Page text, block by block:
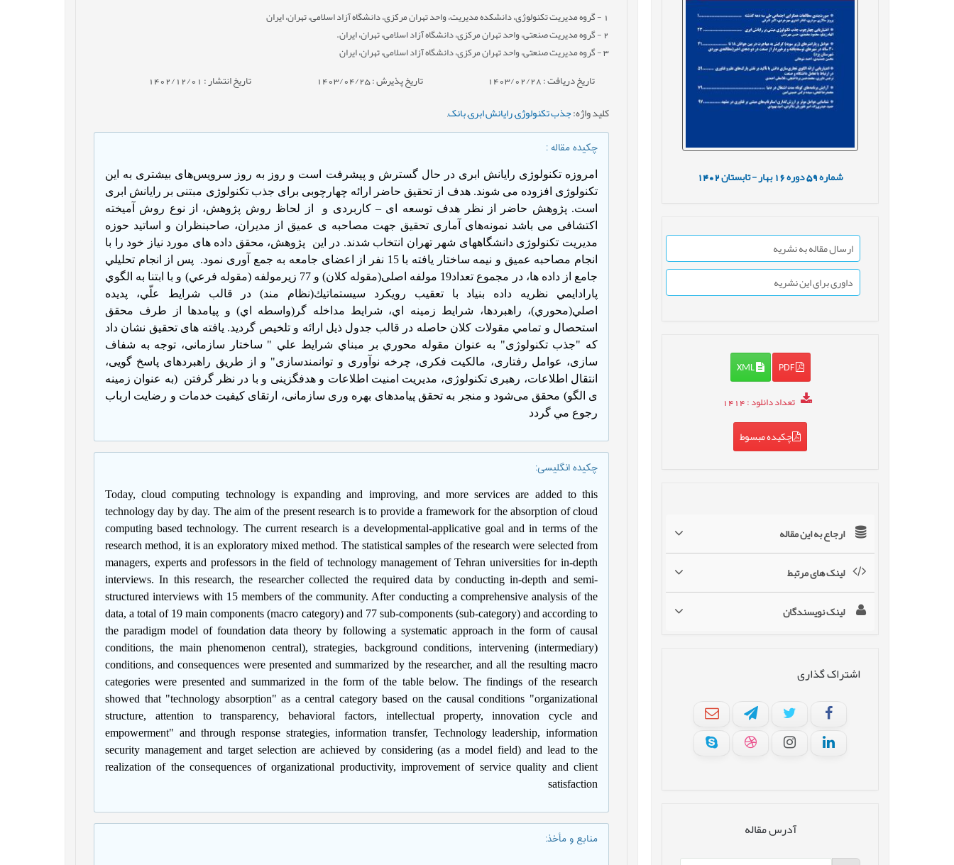
شماره دوره بهار - تابستان1402
ارسال مقاله به نشریه
داوری برای این نشریه
PDF
XML
تعداد دانلود: 1414
چکیده مبسوط
ارجاع به این مقاله
لینک های مرتبط
لینک نویسندگان
اشتراک گذاری
آدرس مقاله
1 - گروه مدیریت تکنولوژی، دانشکده مدیریت، واحد تهران مرکزی، دانشگاه آزاد اسلامی، تهران، ایران
2- گروه مدیریت صنعتی، واحد تهران مرکزی، دانشگاه آزاد اسلامی، تهران، ایران.
3- گروه مدیریت صنعتی، واحد تهران مرکزی، دانشگاه آزاد اسلامی، تهران، ایران
تاریخ دریافت : 1403/02/28 تاریخ پذیرش : 1403/04/25 تاریخ انتشار : 1402/12/01
کلید واژه:جذب تکنولوژی,رایانش ابری,بانک,
چکیده مقاله:
امروزه تکنولوژی رایانش ابری در حال گسترش و پیشرفت است و روز به روز سرویس‌های بیشتری به این
تکنولوژی افزوده می شوند. هدف از تحقیق حاضر ارائه چهارچوبی برای جذب تکنولوژی مبتنی بر رایانش ابری
است. پژوهش حاضر از نظر هدف توسعه ای –کاربردی و
از لحاظ روش پژوهش، از نوع روش آمیخته
اکتشافی می باشد نمونه‌های آماری تحقیق جهت مصاحبه ی عمیق از مدیران، صاحبنظران و اساتید حوزه
مدیریت تکنولوژی دانشگاههای شهر تهران انتخاب شدند. در این
پژوهش، محقق داده های مورد نیاز خود را با
انجام مصاحبه عمیق و نیمه ساختار یافته با 15 نفر از اعضای جامعه به جمع آوری نمود.
پس از انجام تحليلي
جامع از داده ها، در مجموع تعداد19 مولفه اصلی(مقوله كلان) و 77 زیرمولفه (مقوله فرعي) و با ابتنا به الگوي
پارادايمي نظريه داده بنياد با تعقيب رويكرد سيستماتيك(نظام مند) در قالب شرايط علّي، پديده
اصلي(محوري)، راهبردها، شرايط زمينه اي، شرايط مداخله گر(واسطه اي) و پيامدها از طرف محقق
استحصال و تمامي مقولات كلان حاصله در قالب جدول ذيل ارائه و تلخيص گرديد. یافته های تحقیق نشان داد
که "جذب تکنولوژی" به عنوان مقوله محوري بر مبناي شرایط علي " ساختار سازمانی، توجه به شفاف
سازی، عوامل رفتاری، مالکیت فکری، چرخه نوآوری و توانمندسازی" و از طریق راهبردهای پاسخ گویی،
انتقال اطلاعات، رهبری تکنولوژی، مدیریت امنیت اطلاعات و هدفگزینی و با در نظر گرفتن (به عنوان زمينه
ی الگو) محقق می‌شود و منجر به تحقق پیامدهای بهره وری سازمانی، ارتقای کیفیت خدمات و رضایت ارباب
رجوع مي گردد
چکیده انگلیسی:
Today, cloud computing technology is expanding and improving, and more services are added to this
technology day by day. The aim of the present research is to provide a framework for the absorption of cloud
computing based technology. The current research is a developmental-applicative goal and in terms of the
research method, it is an exploratory mixed method. The statistical samples of the research were selected from
managers, experts and professors in the field of technology management of Tehran universities for in-depth
interviews. In this research, the researcher collected the required data by conducting in-depth and semi-
structured interviews with 15 members of the community. After conducting a comprehensive analysis of the
data, a total of 19 main components (macro category) and 77 sub-components (sub-category) and according to
the paradigm model of foundation data theory by following a systematic approach in the form of causal
conditions, the main phenomenon central), strategies, background conditions, intervening (intermediary)
conditions, and consequences were presented and summarized by the researcher, and all the resulting macro
categories were presented and summarized in the form of the table below. The findings of the research
showed that "technology absorption" as a central category based on the causal conditions "organizational
structure, attention to transparency, behavioral factors, intellectual property, innovation cycle and
empowerment" and through response strategies, information transfer, Technology leadership, information
security management and target selection are achieved by considering (as a model field) and lead to the
realization of the consequences of organizational productivity, improvement of service quality and client
satisfaction
منابع و مأخذ: